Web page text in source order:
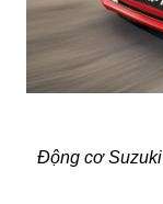
Động cơ